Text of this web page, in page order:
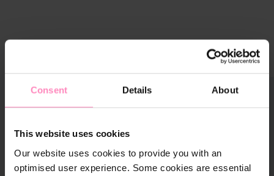
Consent Details About
This website uses cookies
Our website uses cookies to provide you with an
optimised user experience. Some cookies are essential